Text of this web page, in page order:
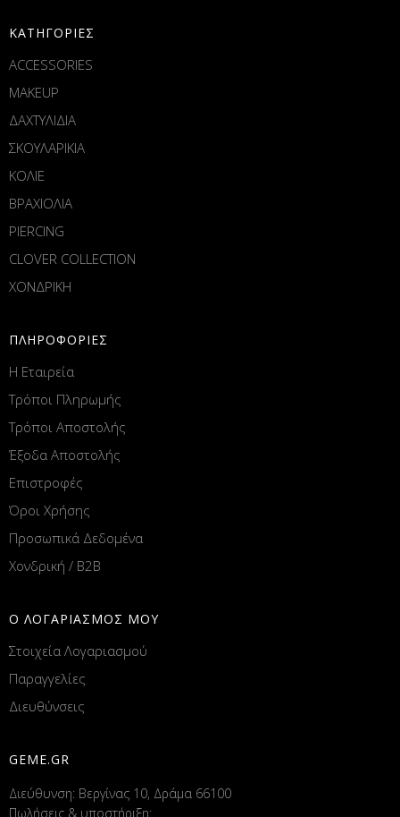
ΚΑΤΗΓΟΡΙΕΣ
ACCESSORIES
MAKEUP
ΔΑΧΤΥΛΙΔΙΑ
ΣΚΟΥΛΑΡΙΚΙΑ
ΚΟΛΙΕ
ΒΡΑΧΙΟΛΙΑ
PIERCING
CLOVER COLLECTION
ΧΟΝΔΡΙΚΗ
ΠΛΗΡΟΦΟΡΙΕΣ
Η Εταιρεία
Τρόποι Πληρωμής
Τρόποι Αποστολής
Έξοδα Αποστολής
Επιστροφές
Όροι Χρήσης
Προσωπικά Δεδομένα
Χονδρική / B2B
Ο ΛΟΓΑΡΙΑΣΜΟΣ ΜΟΥ
Στοιχεία Λογαριασμού
Παραγγελίες
Διευθύνσεις
GEME.GR
Διεύθυνση: Βεργίνας 10, Δράμα 66100
Πωλήσεις & υποστήριξη: